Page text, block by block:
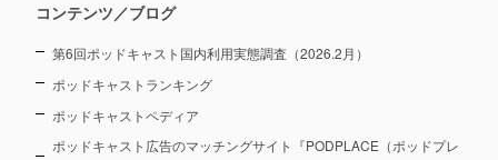
コンテンツ／ブログ
第6回ポッドキャスト国内利用実態調査（2026.2月）
ポッドキャストランキング
ポッドキャストペディア
ポッドキャスト広告のマッチングサイト『PODPLACE（ポッドプレ